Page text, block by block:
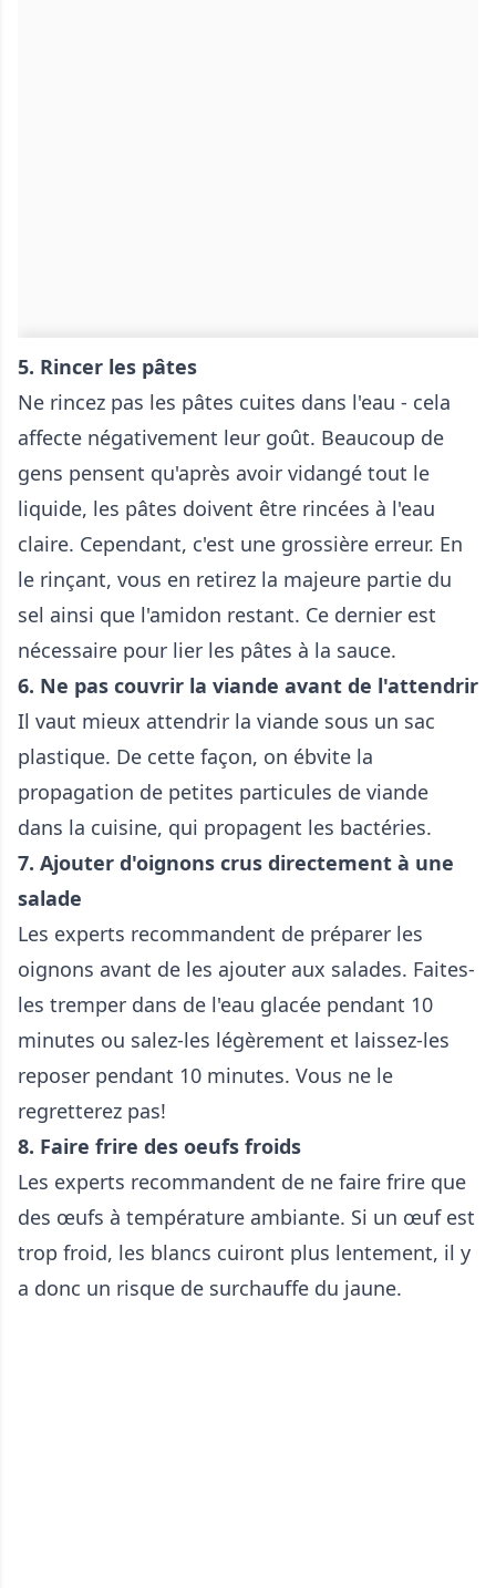
5. Rincer les pâtes
Ne rincez pas les pâtes cuites dans l'eau - cela
affecte négativement leur goût. Beaucoup de
gens pensent qu'après avoir vidangé tout le
liquide, les pâtes doivent être rincées à l'eau
claire. Cependant, c'est une grossière erreur. En
le rinçant, vous en retirez la majeure partie du
sel ainsi que l'amidon restant. Ce dernier est
nécessaire pour lier les pâtes à la sauce.
6. Ne pas couvrir la viande avant de l'attendrir
Il vaut mieux attendrir la viande sous un sac
plastique. De cette façon, on ébvite la
propagation de petites particules de viande
dans la cuisine, qui propagent les bactéries.
7. Ajouter d'oignons crus directement à une
salade
Les experts recommandent de préparer les
oignons avant de les ajouter aux salades. Faites-
les tremper dans de l'eau glacée pendant 10
minutes ou salez-les légèrement et laissez-les
reposer pendant 10 minutes. Vous ne le
regretterez pas!
8. Faire frire des oeufs froids
Les experts recommandent de ne faire frire que
des œufs à température ambiante. Si un œuf est
trop froid, les blancs cuiront plus lentement, il y
a donc un risque de surchauffe du jaune.